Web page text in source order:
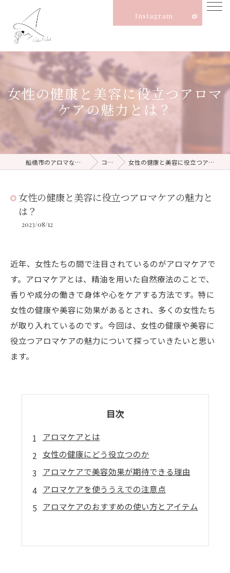
Instagram
女性の健康と美容に役立つアロマ
ケアの魅力とは？
船橋市のアロマならNatural Witch コラム 女性の健康と美容に役立つアロマケアの魅力とは？
女性の健康と美容に役立つアロマケアの魅力と
は？
2023/08/12
近年、女性たちの間で注目されているのがアロマケアで
す。アロマケアとは、精油を用いた自然療法のことで、
香りや成分の働きで身体や心をケアする方法です。特に
女性の健康や美容に効果があるとされ、多くの女性たち
が取り入れているのです。今回は、女性の健康や美容に
役立つアロマケアの魅力について探っていきたいと思い
ます。
目次
アロマケアとは
女性の健康にどう役立つのか
アロマケアで美容効果が期待できる理由
アロマケアを使ううえでの注意点
アロマケアのおすすめの使い方とアイテム